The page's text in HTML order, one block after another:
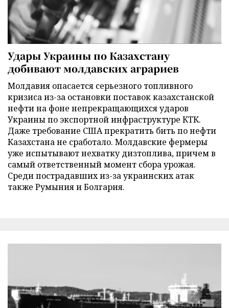
Удары Украины по Казахстану
добивают молдавских аграриев
Молдавия опасается серьезного топливного
кризиса из-за остановки поставок казахстанской
нефти на фоне непрекращающихся ударов
Украины по экспортной инфраструктуре КТК.
Даже требование США прекратить бить по нефти
Казахстана не сработало. Молдавские фермеры
уже испытывают нехватку дизтоплива, причем в
самый ответственный момент сбора урожая.
Среди пострадавших из-за украинских атак
также Румыния и Болгария.